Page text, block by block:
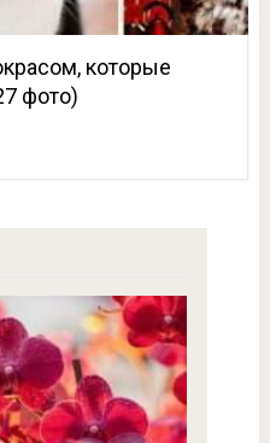
которые
фото)